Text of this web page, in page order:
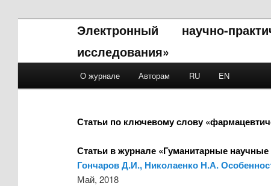
Электронный научно-
исследования»
Skip to primary content
Skip to secondary content
О журнале Авторам RU EN
Статьи по ключевому слову
Статьи в журнале «Гуманитарные
Гончаров Д.И., Николаенко Н.А.
Май, 2018